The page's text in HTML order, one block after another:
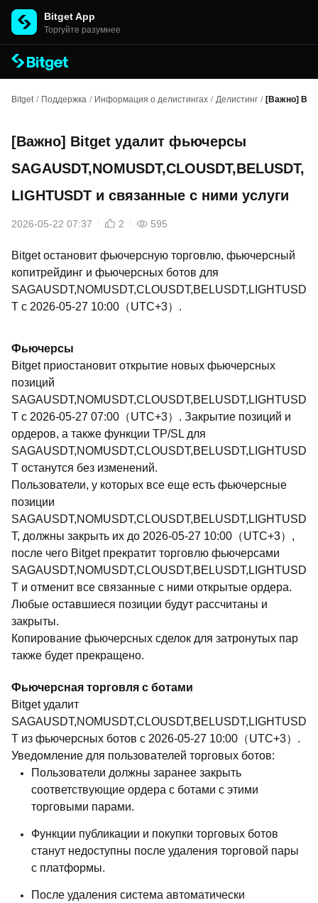
Bitget App
Торгуйте разумнее
Bitget / Поддержка / Информация о делистингах / Делистинг / [Важно]
[Важно] Bitget удалит фьючерсы
SAGAUSDT,NOMUSDT,CLOUSDT,BELUSDT,
LIGHTUSDT и связанные с ними услуги
2026-05-22 07:37 2 595
Bitget остановит фьючерсную торговлю, фьючерсный
копитрейдинг и фьючерсных ботов для
SAGAUSDT,NOMUSDT,CLOUSDT,BELUSDT,LIGHTUSD
T с 2026-05-27 10:00（UTC+3）.
Фьючерсы
Bitget приостановит открытие новых фьючерсных
позиций
SAGAUSDT,NOMUSDT,CLOUSDT,BELUSDT,LIGHTUSD
T с 2026-05-27 07:00（UTC+3）. Закрытие позиций и
ордеров, а также функции TP/SL для
SAGAUSDT,NOMUSDT,CLOUSDT,BELUSDT,LIGHTUSD
T останутся без изменений.
Пользователи, у которых все еще есть фьючерсные
позиции
SAGAUSDT,NOMUSDT,CLOUSDT,BELUSDT,LIGHTUSD
T, должны закрыть их до 2026-05-27 10:00（UTC+3）,
после чего Bitget прекратит торговлю фьючерсами
SAGAUSDT,NOMUSDT,CLOUSDT,BELUSDT,LIGHTUSD
T и отменит все связанные с ними открытые ордера.
Любые оставшиеся позиции будут рассчитаны и
закрыты.
Копирование фьючерсных сделок для затронутых пар
также будет прекращено.
Фьючерсная торговля с ботами
Bitget удалит
SAGAUSDT,NOMUSDT,CLOUSDT,BELUSDT,LIGHTUSD
T из фьючерсных ботов с 2026-05-27 10:00（UTC+3）.
Уведомление для пользователей торговых ботов:
Пользователи должны заранее закрыть
соответствующие ордера с ботами с этими
торговыми парами.
Функции публикации и покупки торговых ботов
станут недоступны после удаления торговой пары
с платформы.
После удаления система автоматически